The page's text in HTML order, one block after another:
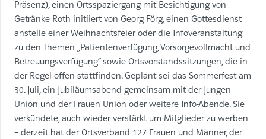
Präsenz), einen Ortsspaziergang mit Besichtigung von
Getränke Roth initiiert von Georg Förg, einen Gottesdienst
anstelle einer Weihnachtsfeier oder die Infoveranstaltung
zu den Themen „Patientenverfügung, Vorsorgevollmacht und
Betreuungsverfügung“ sowie Ortsvorstandssitzungen, die in
der Regel offen stattfinden. Geplant sei das Sommerfest am
30. Juli, ein Jubiläumsabend gemeinsam mit der Jungen
Union und der Frauen Union oder weitere Info-Abende. Sie
verkündete, auch wieder verstärkt um Mitglieder zu werben
– derzeit hat der Ortsverband 127 Frauen und Männer, der